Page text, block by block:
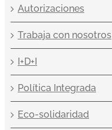
Autorizaciones
Trabaja con nosotros
I+D+I
Política Integrada
Eco-solidaridad